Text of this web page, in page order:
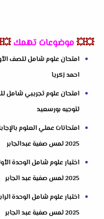
💥💥موضوعات تهمك
احمد زكريا
لتوجيه بورسعيد
امتحانات عملي العلوم
2025 لمس صفية عبدالجابر
اختبار علوم شامل الوحدة
2025 لمس صفية عبد الجابر
اختبار علوم شامل الوحدة
2025 لمس صفية عبد الجابر